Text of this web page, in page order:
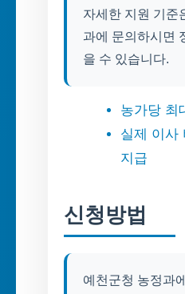
자세한 지원 기준
과에 문의하시면
을 수 있습니다.
농가당 최
실제 이사
지급
신청방법
예천군청 농정과